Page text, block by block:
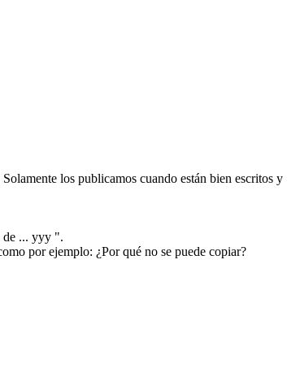
los publicamos cuando están bien escritos y
de ... yyy ".
por ejemplo: ¿Por qué no se puede copiar?